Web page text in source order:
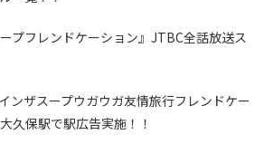
プフレンドケーション』JTBC全話放送ス
ンザスープウガウガ友情旅行フレンドケー
久保駅で駅広告実施！！